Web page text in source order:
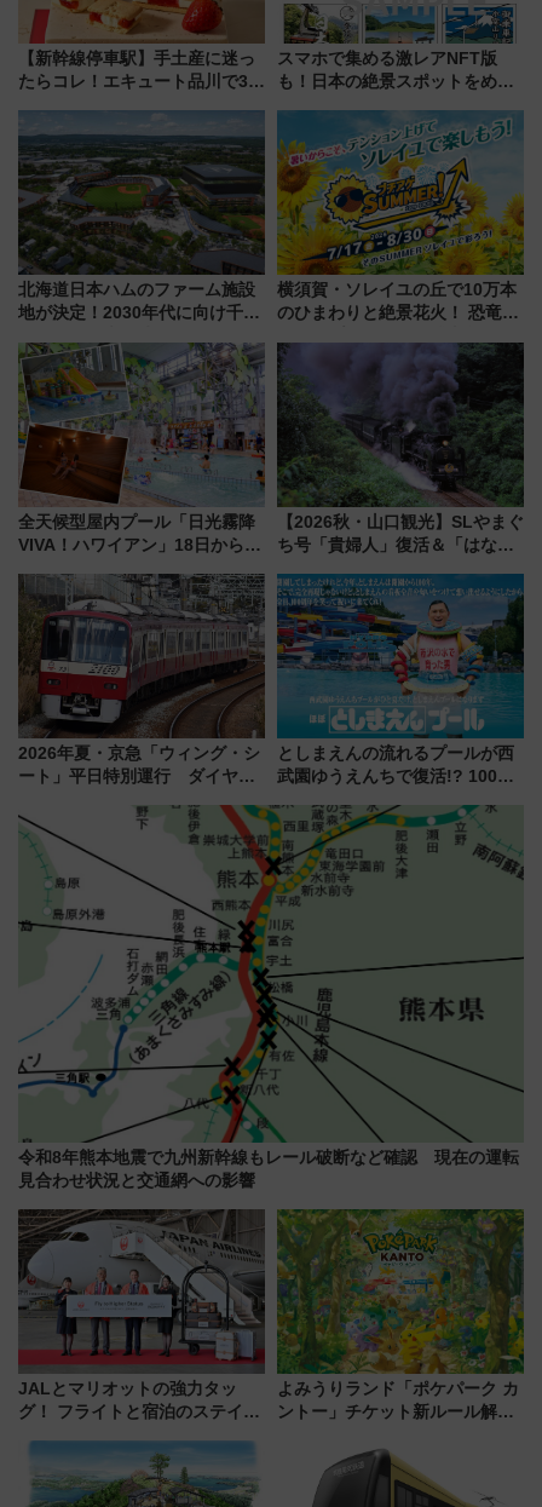
【新幹線停車駅】手土産に迷っ
たらコレ！エキュート品川で3年
スマホで集める激レアNFT版
も！日本の絶景スポットをめぐ
ん)」企画がスタート
北海道日本ハムのファーム施設
地が決定！2030年代に向け千歳
横須賀・ソレイユの丘で10万本
のひまわりと絶景花火！ 恐竜や
帰りお出かけ最新情報（2026年
7月17日～開催）
全天候型屋内プール「日光霧降
VIVA！ハワイアン」18日から営
ァミリーから大人まで幅広い世
代が一日中楽しる夏のリゾート
を楽しんで
【2026秋・山口観光】SLやまぐ
ち号「貴婦人」復活＆「はなあ
注目観光列車まとめ きっぷの取
り方は？
2026年夏・京急「ウィング・シ
ート」平日特別運行 ダイヤ・
三浦海岸を堪能できるお出かけ
プランもご紹介
としまえんの流れるプールが西
武園ゆうえんちで復活!? 100周
イダー」に注目 2026年夏は所
沢へ遊びに行こう
令和8年熊本地震で九州新幹線もレール破断など確認 現在の運転
見合わせ状況と交通網への影響
JALとマリオットの強力タッ
グ！ フライトと宿泊のステイタ
上級会員資格を効率よく獲得す
る方法を解説
よみうりランド「ポケパーク カ
ントー」チケット新ルール解
本人確認が11月スタート